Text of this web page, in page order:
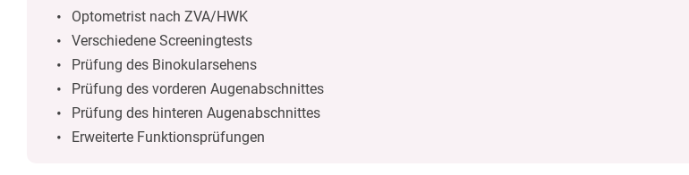
Optometrist nach ZVA/HWK
Verschiedene Screeningtests
Prüfung des Binokularsehens
Prüfung des vorderen Augenabschnittes
Prüfung des hinteren Augenabschnittes
Erweiterte Funktionsprüfungen